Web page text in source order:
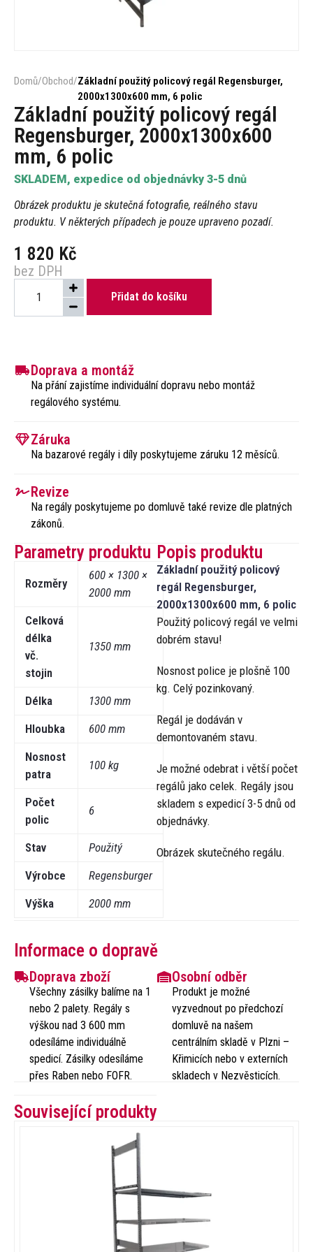
Domů/Obchod/Základní použitý policový regál Regensburger,
2000x1300x600 mm, 6 polic
Základní použitý policový regál
Regensburger, 2000x1300x600
mm, 6 polic
SKLADEM, expedice od objednávky 3-5 dnů
Obrázek produktu je skutečná fotografie, reálného stavu
produktu. V některých případech je pouze upraveno pozadí.
1 820 Kč
bez DPH
Přidat do košíku
Doprava a montáž
Na přání zajistíme individuální dopravu nebo montáž
regálového systému.​
Záruka
Na bazarové regály i díly poskytujeme záruku 12 měsíců.
Revize
Na regály poskytujeme po domluvě také revize dle platných
zákonů.​
Parametry produktu
Rozměry
600 × 1300 ×
2000 mm
Celková
délka
vč.
stojin
1350 mm
Délka
1300 mm
Hloubka
600 mm
Nosnost
patra
100 kg
Počet
polic
6
Stav
Použitý
Výrobce
Regensburger
Výška
2000 mm
Popis produktu
Základní použitý policový
regál Regensburger,
2000x1300x600 mm, 6 polic
Použitý policový regál ve velmi
dobrém stavu!
Nosnost police je plošně 100
kg. Celý pozinkovaný.
Regál je dodáván v
demontovaném stavu.
Je možné odebrat i větší počet
regálů jako celek. Regály jsou
skladem s expedicí 3-5 dnů od
objednávky.
Obrázek skutečného regálu.
Informace o dopravě
Doprava zboží
Všechny zásilky balíme na 1
nebo 2 palety. Regály s
výškou nad 3 600 mm
odesíláme individuálně
spedicí. Zásilky odesíláme
přes Raben nebo FOFR.
Osobní odběr
Produkt je možné
vyzvednout po předchozí
domluvě na našem
centrálním skladě v Plzni –
Křimicích nebo v externích
skladech v Nezvěsticích.
Související produkty